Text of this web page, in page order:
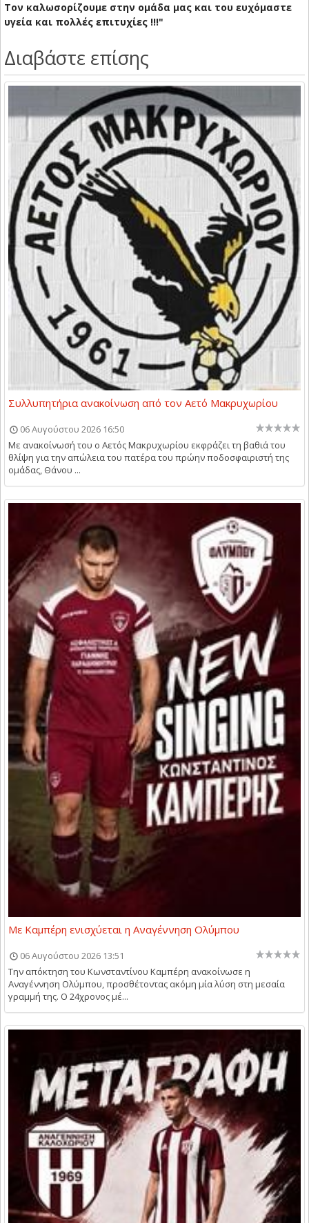
Τον καλωσορίζουμε στην ομάδα μας και του ευχόμαστε
υγεία και πολλές επιτυχίες !!!"
Διαβάστε επίσης
Συλλυπητήρια ανακοίνωση από τον Αετό Μακρυχωρίου
06 Αυγούστου 2026 16:50
Με ανακοίνωσή του ο Αετός Μακρυχωρίου εκφράζει τη βαθιά του
θλίψη για την απώλεια του πατέρα του πρώην ποδοσφαιριστή της
ομάδας, Θάνου ...
Με Καμπέρη ενισχύεται η Αναγέννηση Ολύμπου
06 Αυγούστου 2026 13:51
Την απόκτηση του Κωνσταντίνου Καμπέρη ανακοίνωσε η
Αναγέννηση Ολύμπου, προσθέτοντας ακόμη μία λύση στη μεσαία
γραμμή της. Ο 24χρονος μέ...